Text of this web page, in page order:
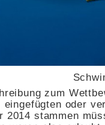
zum
eingefügten oder
2014 stammen